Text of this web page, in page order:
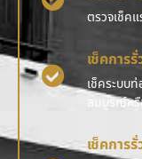
ตรวจเช็ค
เช็คการ
เช็คระบบ
สมบูรณ์หรื
เช็คการ